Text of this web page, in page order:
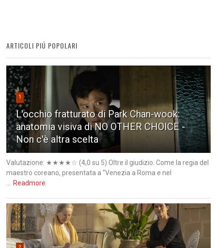
ARTICOLI PIÚ POPOLARI
1
L'occhio fratturato di Park Chan-wook:
anatomia visiva di NO OTHER CHOICE -
Non c'è altra scelta
Valutazione: ★★★★☆ (4,0 su 5) Oltre il giudizio. Come la regia del
maestro coreano, presentata a "Venezia a Roma e nel
Readmore